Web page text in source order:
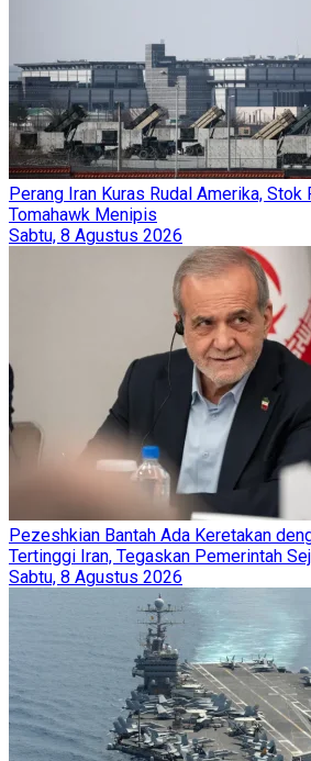
Perang Iran Kuras Rudal Amerika, Stok
Tomahawk Menipis
Sabtu, 8 Agustus 2026
Pezeshkian Bantah Ada Keretakan
Tertinggi Iran, Tegaskan Pemerintah
Sabtu, 8 Agustus 2026